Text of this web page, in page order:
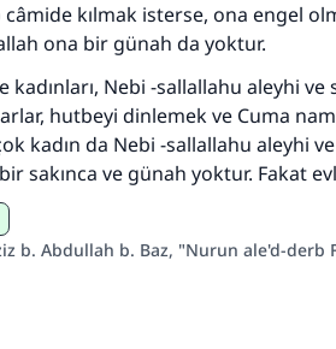
câmide kılmak isterse, ona engel
ona bir günah da yoktur.
kadınları, Nebi -sallallahu aleyhi
hutbeyi dinlemek ve Cuma
kadın da Nebi -sallallahu aleyhi
sakınca ve günah yoktur. Fakat
b. Abdullah b. Baz, "Nurun ale'd-derb